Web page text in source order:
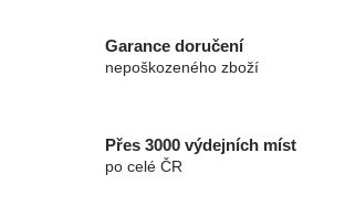
Garance doručení
nepoškozeného zboží
Přes 3000 výdejních míst
po celé ČR